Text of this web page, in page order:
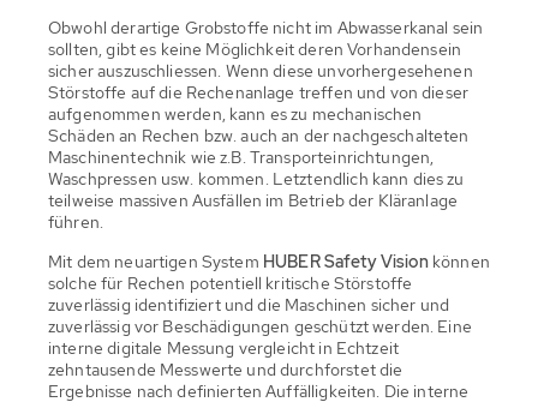
Obwohl derartige Grobstoffe nicht im Abwasserkanal sein
sollten, gibt es keine Möglichkeit deren Vorhandensein
sicher auszuschliessen. Wenn diese unvorhergesehenen
Störstoffe auf die Rechenanlage treffen und von dieser
aufgenommen werden, kann es zu mechanischen
Schäden an Rechen bzw. auch an der nachgeschalteten
Maschinentechnik wie z.B. Transporteinrichtungen,
Waschpressen usw. kommen. Letztendlich kann dies zu
teilweise massiven Ausfällen im Betrieb der Kläranlage
führen.
Mit dem neuartigen System HUBER Safety Visionkönnen
solche für Rechen potentiell kritische Störstoffe
zuverlässig identifiziert und die Maschinen sicher und
zuverlässig vor Beschädigungen geschützt werden. Eine
interne digitale Messung vergleicht in Echtzeit
zehntausende Messwerte und durchforstet die
Ergebnisse nach definierten Auffälligkeiten. Die interne